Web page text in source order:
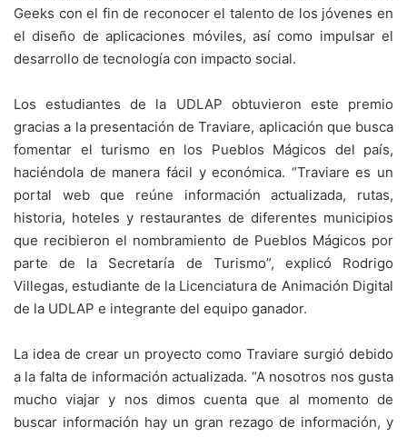
Geeks con el fin de reconocer el talento de los jóvenes en
el diseño de aplicaciones móviles, así como impulsar el
desarrollo de tecnología con impacto social.
Los estudiantes de la UDLAP obtuvieron este premio
gracias a la presentación de Traviare, aplicación que busca
fomentar el turismo en los Pueblos Mágicos del país,
haciéndola de manera fácil y económica. “Traviare es un
portal web que reúne información actualizada, rutas,
historia, hoteles y restaurantes de diferentes municipios
que recibieron el nombramiento de Pueblos Mágicos por
parte de la Secretaría de Turismo”, explicó Rodrigo
Villegas, estudiante de la Licenciatura de Animación Digital
de la UDLAP e integrante del equipo ganador.
La idea de crear un proyecto como Traviare surgió debido
a la falta de información actualizada. “A nosotros nos gusta
mucho viajar y nos dimos cuenta que al momento de
buscar información hay un gran rezago de información, y